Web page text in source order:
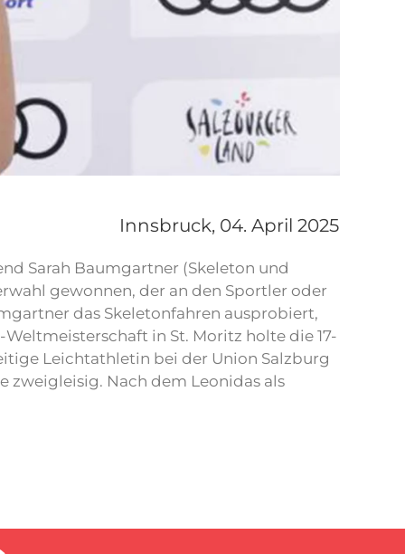
Innsbruck, 04. April 2025
Sarah Baumgartner (Skeleton und
gewonnen, der an den Sportler oder
das Skeletonfahren ausprobiert,
in St. Moritz holte die 17-
Leichtathletin bei der Union Salzburg
zweigleisig. Nach dem Leonidas als